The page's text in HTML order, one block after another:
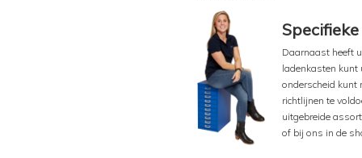
Daarnaast heeft
ladenkasten kunt
onderscheid kunt
richtlijnen te
uitgebreide
of bij ons in de